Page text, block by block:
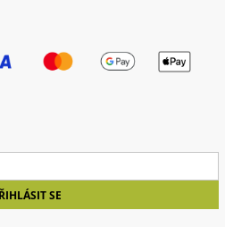
spodmínkami